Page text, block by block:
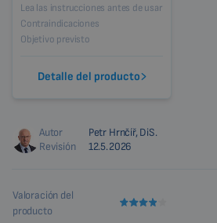
Lea las instrucciones antes de usar
Contraindicaciones
Objetivo previsto
Detalle del producto
Autor
Petr Hrnčíř, DiS.
Revisión
12.5.2026
Valoración del
producto